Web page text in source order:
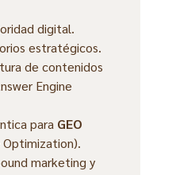
digital.
estratégicos.
de contenidos
Engine
para GEO
Optimization).
marketing y